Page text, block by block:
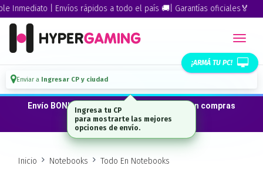
| Envíos rápidos a todo el país 🚚| Garantías oficiales🏅
¡ARMÁ TU PC!
Enviar a Ingresar CP y ciudad
Envío BONIFICADO a CABA · GBA ·La Plata en compras
desde $300.000*
Inicio Notebooks Todo En Notebooks
Ingresa tu CP
para mostrarte las mejores
opciones de envío.